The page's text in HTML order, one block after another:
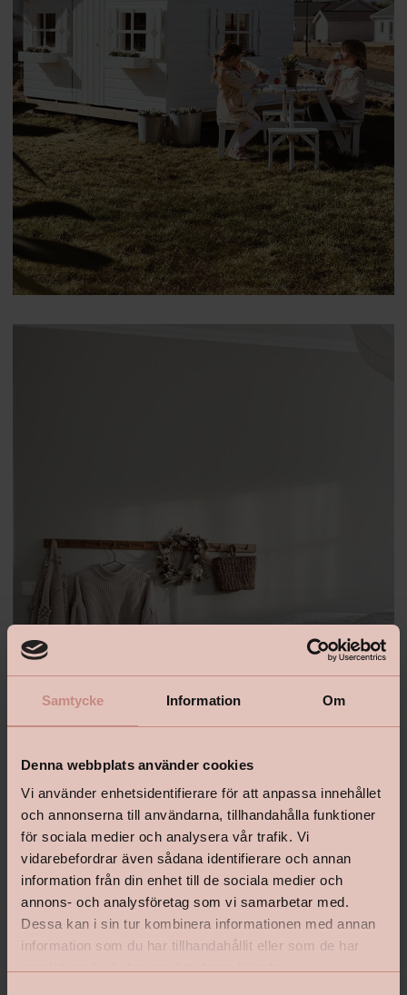
Samtycke Information Om
Denna webbplats använder cookies
Vi använder enhetsidentifierare för att anpassa innehållet
och annonserna till användarna, tillhandahålla funktioner
för sociala medier och analysera vår trafik. Vi
vidarebefordrar även sådana identifierare och annan
information från din enhet till de sociala medier och
annons- och analysföretag som vi samarbetar med.
Dessa kan i sin tur kombinera informationen med annan
information som du har tillhandahållit eller som de har
Lekstuga målad i
Lycke Allroundfärg i kulör Utevit.
Sovrum målat medLycke i NCS NCS 1603-Y31R.
”Man ska liksom känna att